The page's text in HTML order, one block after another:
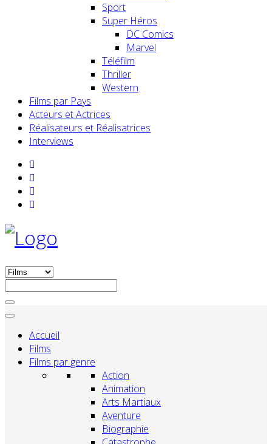
Sport
Super Héros
DC Comics
Marvel
Téléfilm
Thriller
Western
Films par Pays
Acteurs et Actrices
Réalisateurs et Réalisatrices
Interviews
Accueil
Films
Films par genre
Action
Animation
Arts Martiaux
Aventure
Biographie